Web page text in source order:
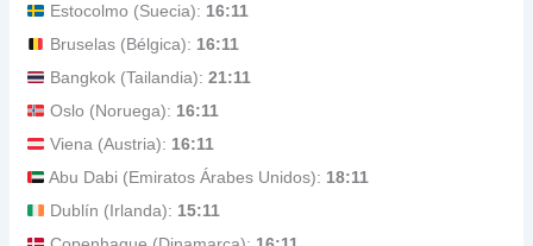
Estocolmo (Suecia): 16:11
Bruselas (Bélgica): 16:11
Bangkok (Tailandia):21:11
Oslo (Noruega): 16:11
Viena (Austria): 16:11
Abu Dabi (Emiratos Árabes Unidos): 18:11
Dublín (Irlanda): 15:11